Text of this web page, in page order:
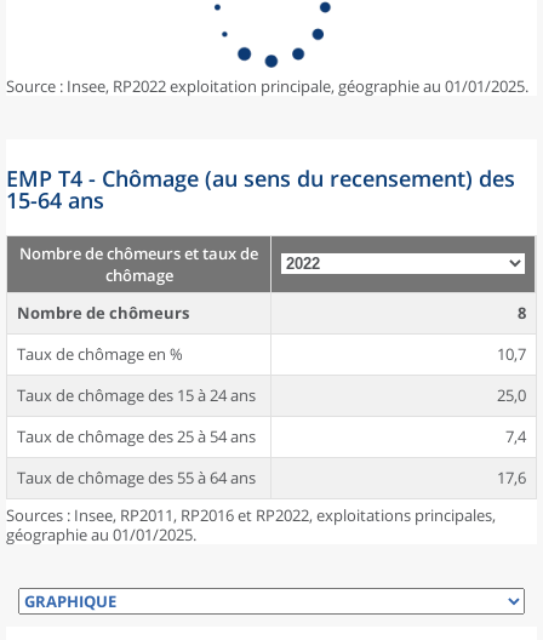
Source : Insee, RP2022 exploitation principale, géographie au 01/01/2025.
EMP T4 - Chômage (au sens du recensement) des
15-64 ans
Nombre de chômeurs et taux de
chômage
Nombre de chômeurs
8
Taux de chômage en %
10,7
Taux de chômage des 15 à 24 ans
25,0
Taux de chômage des 25 à 54 ans
7,4
Taux de chômage des 55 à 64 ans
17,6
Sources : Insee, RP2011, RP2016 et RP2022, exploitations principales,
géographie au 01/01/2025.